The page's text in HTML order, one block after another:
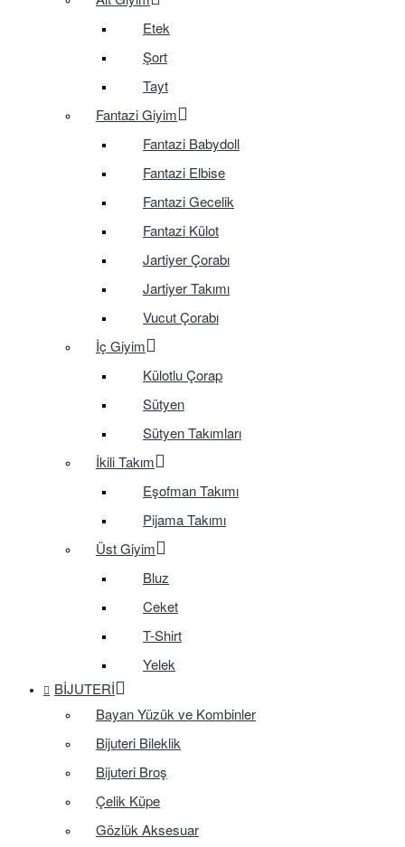
Etek
Şort
Tayt
Fantazi Giyim
Fantazi Babydoll
Fantazi Elbise
Fantazi Gecelik
Fantazi Külot
Jartiyer Çorabı
Jartiyer Takımı
Vucut Çorabı
İç Giyim
Külotlu Çorap
Sütyen
Sütyen Takımları
İkili Takım
Eşofman Takımı
Pijama Takımı
Üst Giyim
Bluz
Ceket
T-Shirt
Yelek
BIJUTERI
Bayan Yüzük ve Kombinler
Bijuteri Bileklik
Bijuteri Broş
Çelik Küpe
Gözlük Aksesuar